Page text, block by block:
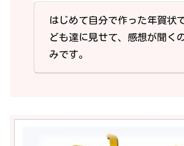
はじめて自分で作った年賀状
ども達に見せて、感想が聞く
みです。